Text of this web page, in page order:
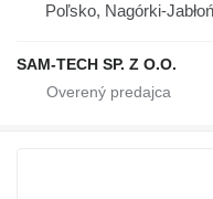
Poľsko, Nagórki-Jabłoń
SAM-TECH SP. Z O.O.